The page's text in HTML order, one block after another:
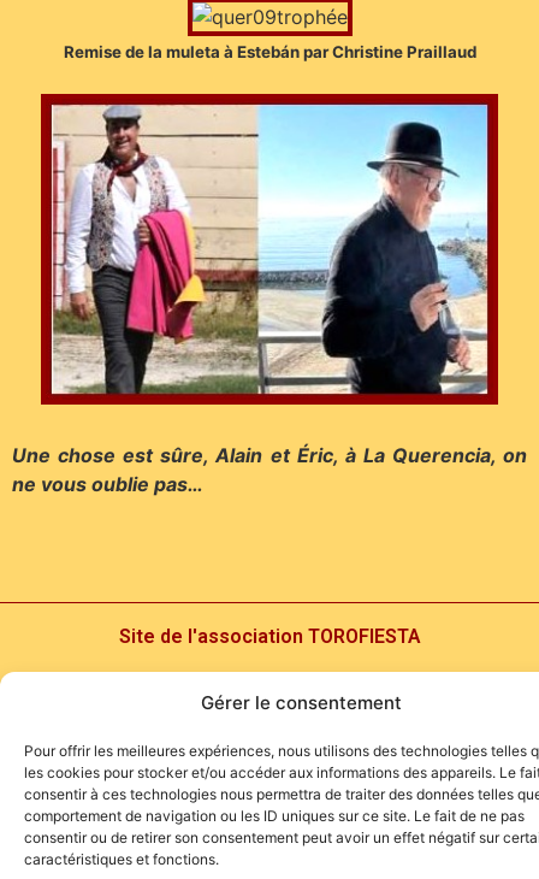
Gérer le consentement
Pour offrir les meilleures expériences, nous utilisons des technologies telles
les cookies pour stocker et/ou accéder aux informations des appareils. Le
consentir à ces technologies nous permettra de traiter des données telles
comportement de navigation ou les ID uniques sur ce site. Le fait de ne pas
consentir ou de retirer son consentement peut avoir un effet négatif sur
caractéristiques et fonctions.
Remise de la muleta à Estebán par Christine Praillaud
Une chose est sûre, Alain et Éric, à La Querencia, on
ne vous oublie pas…
Site de l'association TOROFIESTA